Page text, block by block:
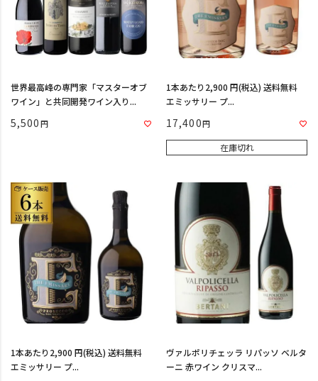
世界最高峰の専門家「マスターオブ
ワイン」と共同開発ワイン入り...
5,500
1本あたり2,900 円(税込) 送料無料
エミッサリー プ...
17,400
在庫切れ
1本あたり2,900 円(税込) 送料無料
エミッサリー プ...
ヴァルポリチェッラ リパッソ ベルタ
ーニ 赤ワイン クリスマ...